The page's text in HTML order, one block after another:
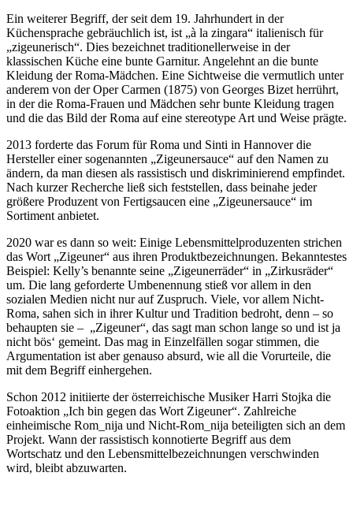
Ein weiterer Begriff, der seit dem 19. Jahrhundert in der
Küchensprache gebräuchlich ist, ist „à la zingara“ italienisch für
„zigeunerisch“. Dies bezeichnet traditionellerweise in der
klassischen Küche eine bunte Garnitur. Angelehnt an die bunte
Kleidung der Roma-Mädchen. Eine Sichtweise die vermutlich unter
anderem von der Oper Carmen (1875) von Georges Bizet herrührt,
in der die Roma-Frauen und Mädchen sehr bunte Kleidung tragen
und die das Bild der Roma auf eine stereotype Art und Weise prägte.
2013 forderte das Forum für Roma und Sinti in Hannover die
Hersteller einer sogenannten „Zigeunersauce“ auf den Namen zu
ändern, da man diesen als rassistisch und diskriminierend empfindet.
Nach kurzer Recherche ließ sich feststellen, dass beinahe jeder
größere Produzent von Fertigsaucen eine „Zigeunersauce“ im
Sortiment anbietet.
2020 war es dann so weit: Einige Lebensmittelproduzenten strichen
das Wort „Zigeuner“ aus ihren Produktbezeichnungen. Bekanntestes
Beispiel: Kelly’s benannte seine „Zigeunerräder“ in „Zirkusräder“
um. Die lang geforderte Umbenennung stieß vor allem in den
sozialen Medien nicht nur auf Zuspruch. Viele, vor allem Nicht-
Roma, sahen sich in ihrer Kultur und Tradition bedroht, denn – so
behaupten sie – „Zigeuner“, das sagt man schon lange so und ist ja
nicht bös‘ gemeint. Das mag in Einzelfällen sogar stimmen, die
Argumentation ist aber genauso absurd, wie all die Vorurteile, die
mit dem Begriff einhergehen.
Schon 2012 initiierte der österreichische Musiker Harri Stojka die
Fotoaktion „Ich bin gegen das Wort Zigeuner“. Zahlreiche
einheimische Rom_nija und Nicht-Rom_nija beteiligten sich an dem
Projekt. Wann der rassistisch konnotierte Begriff aus dem
Wortschatz und den Lebensmittelbezeichnungen verschwinden
wird, bleibt abzuwarten.